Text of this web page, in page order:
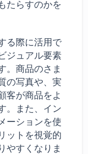
たらすのかを
る際に活用で
ジュアル要素
。商品のさま
の写真や、実
客が商品をよ
。また、イン
ーションを使
ットを視覚的
やすくなりま